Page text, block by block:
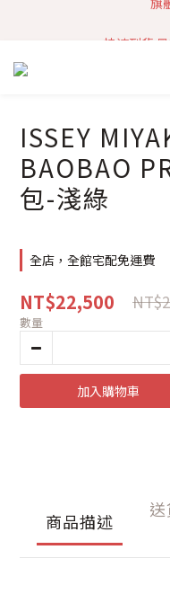
快速到貨
加入社
ISSEY
BAOBAO
包-淺綠
全店，全館宅配免運費
NT$22,500
數量
加入購物車
商品描述